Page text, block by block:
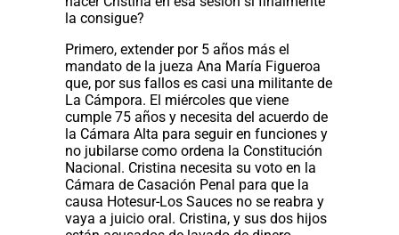
la consigue?
Primero, extender por 5 años más el
mandato de la jueza Ana María Figueroa
que, por sus fallos es casi una militante de
La Cámpora. El miércoles que viene
cumple 75 años y necesita del acuerdo de
la Cámara Alta para seguir en funciones y
no jubilarse como ordena la Constitución
Nacional. Cristina necesita su voto en la
Cámara de Casación Penal para que la
causa Hotesur-Los Sauces no se reabra y
vaya a juicio oral. Cristina, y sus dos hijos